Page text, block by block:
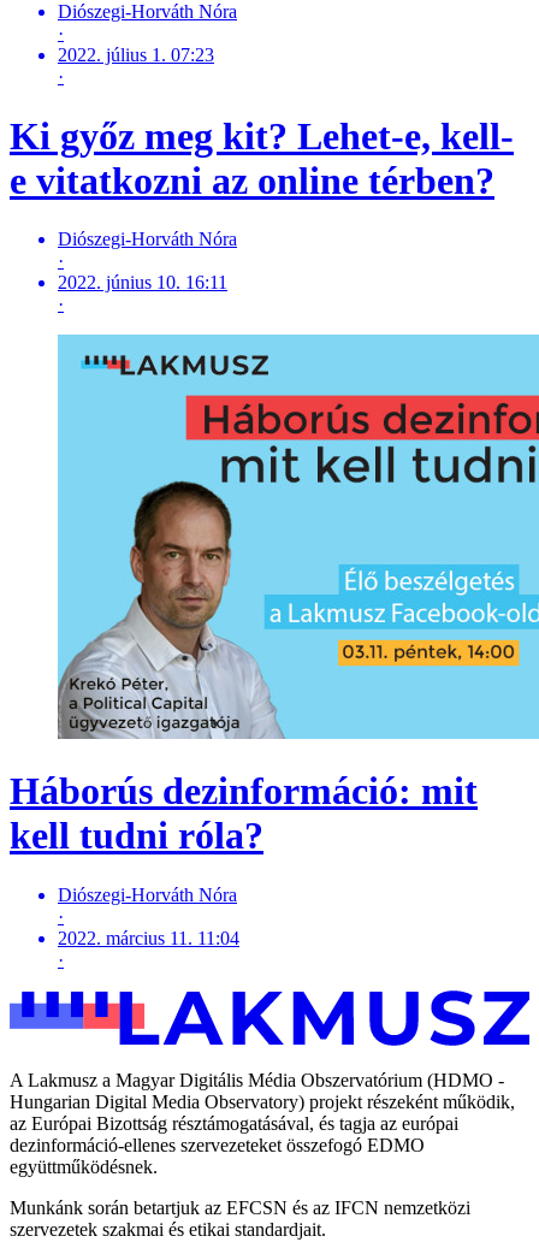
Diószegi-Horváth Nóra
·
2022. július 1. 07:23
·
Ki győz meg kit? Lehet-e, kell-
e vitatkozni az online térben?
Diószegi-Horváth Nóra
·
2022. június 10. 16:11
·
Háborús dezinformáció: mit
kell tudni róla?
Diószegi-Horváth Nóra
·
2022. március 11. 11:04
·
A Lakmusz a Magyar Digitális Média Obszervatórium (HDMO -
Hungarian Digital Media Observatory) projekt részeként működik,
az Európai Bizottság résztámogatásával, és tagja az európai
dezinformáció-ellenes szervezeteket összefogó EDMO
együttműködésnek.
Munkánk során betartjuk az EFCSN és az IFCN nemzetközi
szervezetek szakmai és etikai standardjait.